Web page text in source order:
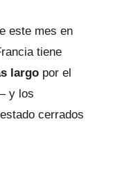
este mes en
tiene
largo por el
y los
cerrados